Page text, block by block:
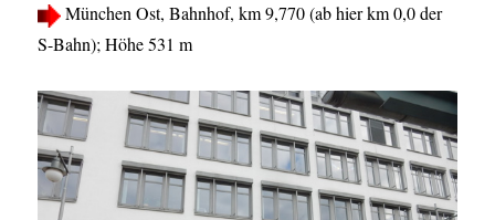
München Ost, Bahnhof, km 9,770 (ab hier km 0,0 der
S-Bahn); Höhe 531 m